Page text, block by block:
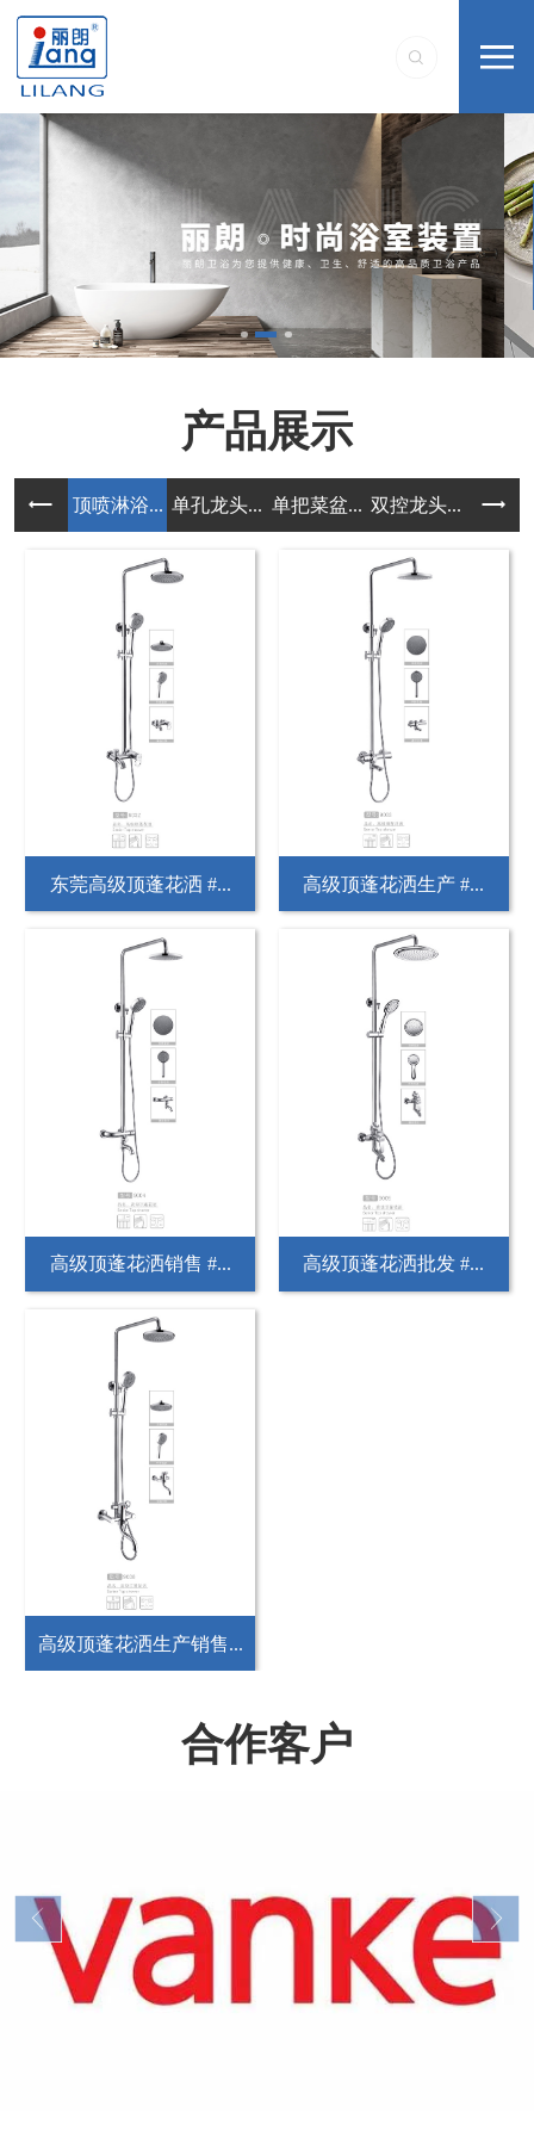
产品展示
顶喷淋浴... 单孔龙头... 单把菜盆... 双控龙头... 单把
东莞高级顶蓬花洒 #... 高级顶蓬花洒生产 #...
高级顶蓬花洒销售 #... 高级顶蓬花洒批发 #...
高级顶蓬花洒生产销售...
合作客户